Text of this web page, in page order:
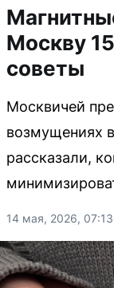
Москву
советы
Москвичей
возмущениях
рассказали,
14 мая, 2026, 07:13